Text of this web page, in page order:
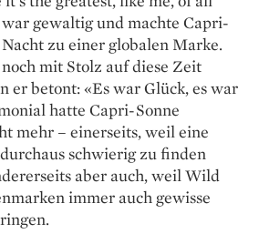
gewaltig und machte Capri-
zu einer globalen Marke.
mit Stolz auf diese Zeit
er betont: «Es war Glück, es war
hatte Capri-Sonne
mehr – einerseits, weil eine
schwierig zu finden
aber auch, weil Wild
immer auch gewisse